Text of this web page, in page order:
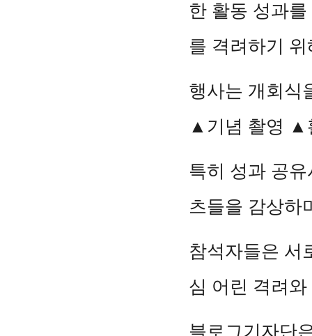
한 활동 성과
를 격려하기
행사는 개회
▲기념 촬영 ▲
특히 성과 공
츠들을 감상하
참석자들은 서
심 어린 격려
블로그기자단